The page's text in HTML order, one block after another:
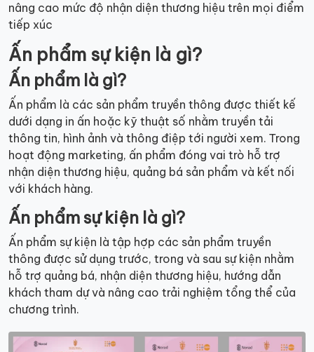
nâng cao mức độ nhận diện thương hiệu trên mọi điểm
tiếp xúc
Ấn phẩm sự kiện là gì?
Ấn phẩm là gì?
Ấn phẩm là các sản phẩm truyền thông được thiết kế
dưới dạng in ấn hoặc kỹ thuật số nhằm truyền tải
thông tin, hình ảnh và thông điệp tới người xem. Trong
hoạt động marketing, ấn phẩm đóng vai trò hỗ trợ
nhận diện thương hiệu, quảng bá sản phẩm và kết nối
với khách hàng.
Ấn phẩm sự kiện là gì?
Ấn phẩm sự kiện là tập hợp các sản phẩm truyền
thông được sử dụng trước, trong và sau sự kiện nhằm
hỗ trợ quảng bá, nhận diện thương hiệu, hướng dẫn
khách tham dự và nâng cao trải nghiệm tổng thể của
chương trình.